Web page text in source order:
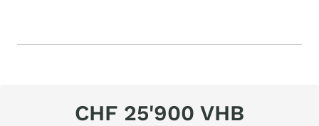
CHF 25'900 VHB